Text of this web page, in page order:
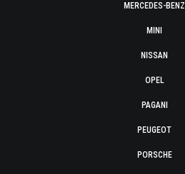
MERCEDES-BENZ
MINI
NISSAN
OPEL
PAGANI
PEUGEOT
PORSCHE